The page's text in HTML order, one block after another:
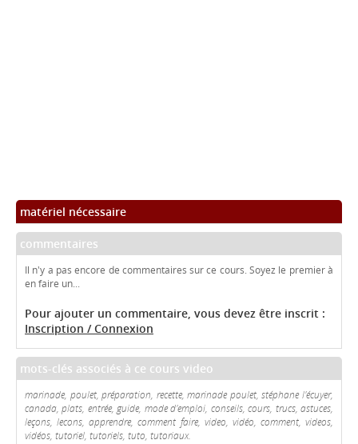
matériel nécessaire
commentaires
Il n'y a pas encore de commentaires sur ce cours. Soyez le premier à
en faire un...
Pour ajouter un commentaire, vous devez être inscrit :
Inscription / Connexion
mots-clés associés à ce cours video
marinade, poulet, préparation, recette, marinade poulet, stéphane l'écuyer,
canada, plats, entrée, guide, mode d'emploi, conseils, cours, trucs, astuces,
leçons, lecons, apprendre, comment faire, video, vidéo, comment, videos,
vidéos, tutoriel, tutoriels, tuto, tutoriaux.